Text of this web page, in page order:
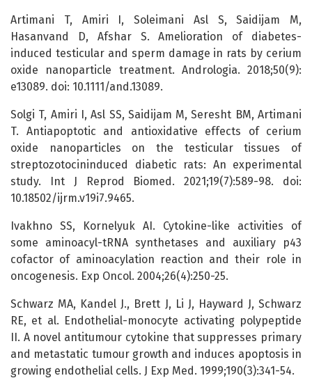
Artimani T, Amiri I, Soleimani Asl S, Saidijam M,
Hasanvand D, Afshar S. Amelioration of diabetes-
induced testicular and sperm damage in rats by cerium
oxide nanoparticle treatment. Andrologia. 2018;50(9):
e13089. doi: 10.1111/and.13089.
Solgi T, Amiri I, Asl SS, Saidijam M, Seresht BM, Artimani
T. Antiapoptotic and antioxidative effects of cerium
oxide nanoparticles on the testicular tissues of
streptozotocininduced diabetic rats: An experimental
study. Int J Reprod Biomed. 2021;19(7):589-98. doi:
10.18502/ijrm.v19i7.9465.
Ivakhno SS, Kornelyuk AI. Cytokine-like activities of
some aminoacyl-tRNA synthetases and auxiliary p43
cofactor of aminoacylation reaction and their role in
oncogenesis. Exp Oncol. 2004;26(4):250-25.
Schwarz MA, Kandel J., Brett J, Li J, Hayward J, Schwarz
RE, et al. Endothelial-monocyte activating polypeptide
II. A novel antitumour cytokine that suppresses primary
and metastatic tumour growth and induces apoptosis in
growing endothelial cells. J Exp Med. 1999;190(3):341-54.